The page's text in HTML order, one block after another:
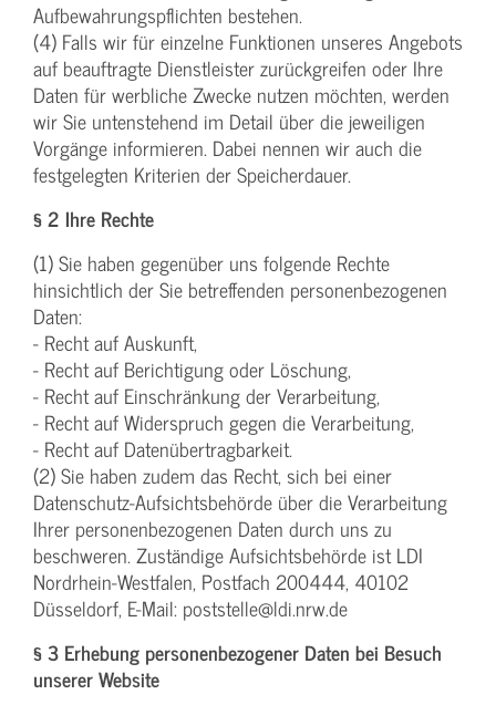
Aufbewahrungspflichten bestehen.
(4) Falls wir für einzelne Funktionen unseres Angebots
auf beauftragte Dienstleister zurückgreifen oder Ihre
Daten für werbliche Zwecke nutzen möchten, werden
wir Sie untenstehend im Detail über die jeweiligen
Vorgänge informieren. Dabei nennen wir auch die
festgelegten Kriterien der Speicherdauer.
§ 2 Ihre Rechte
(1) Sie haben gegenüber uns folgende Rechte
hinsichtlich der Sie betreffenden personenbezogenen
Daten:
- Recht auf Auskunft,
- Recht auf Berichtigung oder Löschung,
- Recht auf Einschränkung der Verarbeitung,
- Recht auf Widerspruch gegen die Verarbeitung,
- Recht auf Datenübertragbarkeit.
(2) Sie haben zudem das Recht, sich bei einer
Datenschutz-Aufsichtsbehörde über die Verarbeitung
Ihrer personenbezogenen Daten durch uns zu
beschweren. Zuständige Aufsichtsbehörde ist LDI
Nordrhein-Westfalen, Postfach 200444, 40102
Düsseldorf, E-Mail: poststelle@ldi.nrw.de
§ 3 Erhebung personenbezogener Daten bei Besuch
unserer Website